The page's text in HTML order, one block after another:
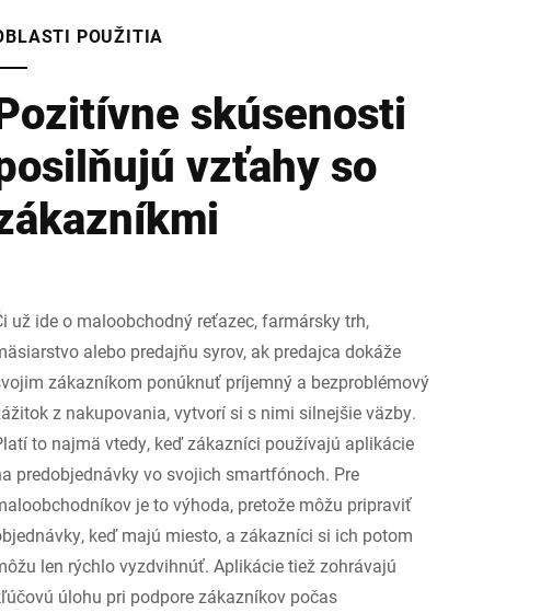
POUŽITIA
skúsenosti
vzťahy so
už ide o maloobchodný reťazec, farmársky trh,
alebo predajňu syrov, ak predajca dokáže
zákazníkom ponúknuť príjemný a bezproblémový
z nakupovania, vytvorí si s nimi silnejšie väzby.
to najmä vtedy, keď zákazníci používajú aplikácie
predobjednávky vo svojich smartfónoch. Pre
je to výhoda, pretože môžu pripraviť
keď majú miesto, a zákazníci si ich potom
len rýchlo vyzdvihnúť. Aplikácie tiež zohrávajú
úlohu pri podpore zákazníkov počas